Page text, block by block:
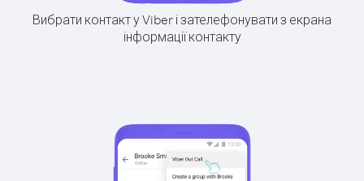
Вибрати контакт у Viber і зателефонувати з екрана
інформації контакту